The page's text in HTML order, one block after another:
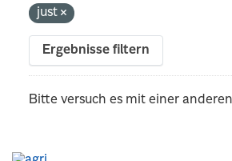
just
Ergebnisse filtern
Bitte versuch es mit einer